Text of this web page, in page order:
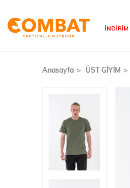
İNDİRİM
Anasayfa ÜST GİYİM